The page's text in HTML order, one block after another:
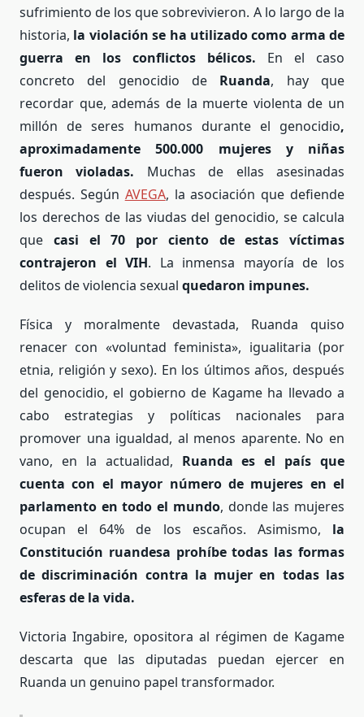
sufrimiento de los que sobrevivieron. A lo largo de la
historia, la violación se ha utilizado como arma de
guerra en los conflictos bélicos. En el caso
concreto del genocidio de Ruanda, hay que
recordar que, además de la muerte violenta de un
millón de seres humanos durante el genocidio,
aproximadamente 500.000 mujeres y niñas
fueron violadas. Muchas de ellas asesinadas
después. Según AVEGA, la asociación que defiende
los derechos de las viudas del genocidio, se calcula
que casi el 70 por ciento de estas víctimas
contrajeron el VIH. La inmensa mayoría de los
delitos de violencia sexual quedaron impunes.
Física y moralmente devastada, Ruanda quiso
renacer con «voluntad feminista», igualitaria (por
etnia, religión y sexo). En los últimos años, después
del genocidio, el gobierno de Kagame ha llevado a
cabo estrategias y políticas nacionales para
promover una igualdad, al menos aparente. No en
vano, en la actualidad, Ruanda es el país que
cuenta con el mayor número de mujeres en el
parlamento en todo el mundo, donde las mujeres
ocupan el 64% de los escaños. Asimismo, la
Constitución ruandesa prohíbe todas las formas
de discriminación contra la mujer en todas las
esferas de la vida.
Victoria Ingabire, opositora al régimen de Kagame
descarta que las diputadas puedan ejercer en
Ruanda un genuino papel transformador.